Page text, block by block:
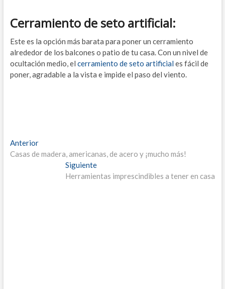
Cerramiento de seto artificial:
Este es la opción más barata para poner un cerramiento
alrededor de los balcones o patio de tu casa. Con un nivel de
ocultación medio, el cerramiento de seto artificial es fácil de
poner, agradable a la vista e impide el paso del viento.
Navegación
de
AnteriorEntrada
anterior:
Casas de madera, americanas, de acero y ¡mucho más!
SiguienteEntrada
siguiente:
Herramientas imprescindibles a tener en casa